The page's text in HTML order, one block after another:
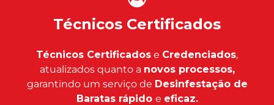
Técnicos Certificados
Técnicos Certificados e Credenciados,
atualizados quanto a novos processos,
garantindo um serviço de Desinfestação de
Baratas rápido e eficaz.